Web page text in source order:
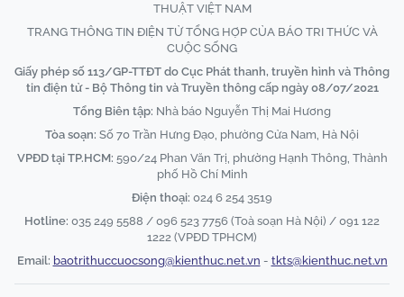
THUẬT VIỆT NAM
TRANG THÔNG TIN ĐIỆN TỬ TỔNG HỢP CỦA BÁO TRI THỨC VÀ
CUỘC SỐNG
Giấy phép số 113/GP-TTĐT do Cục Phát thanh, truyền hình và Thông
tin điện tử - Bộ Thông tin và Truyền thông cấp ngày 08/07/2021
Tổng Biên tập: Nhà báo Nguyễn Thị Mai Hương
Tòa soạn: Số 70 Trần Hưng Đạo, phường Cửa Nam, Hà Nội
VPĐD tại TP.HCM: 590/24 Phan Văn Trị, phường Hạnh Thông, Thành
phố Hồ Chí Minh
Điện thoại: 024 6 254 3519
Hotline: 035 249 5588 / 096 523 7756 (Toà soạn Hà Nội) / 091 122
1222 (VPĐD TPHCM)
Email: baotrithuccuocsong@kienthuc.net.vn - tkts@kienthuc.net.vn